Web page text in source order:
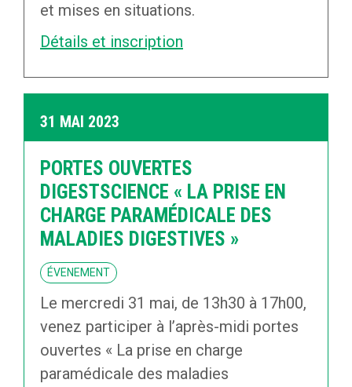
et mises en situations.
Détails et inscription
31 MAI 2023
PORTES OUVERTES
DIGESTSCIENCE « LA PRISE EN
CHARGE PARAMÉDICALE DES
MALADIES DIGESTIVES »
ÉVENEMENT
Le mercredi 31 mai, de 13h30 à 17h00,
venez participer à l’après-midi portes
ouvertes « La prise en charge
paramédicale des maladies